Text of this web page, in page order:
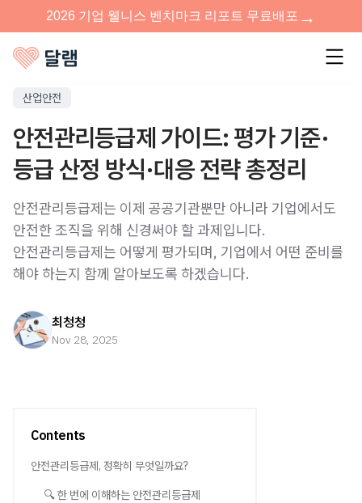
산업안전
안전관리등급제 가이드: 평가 기준·
등급 산정 방식·대응 전략 총정리
안전관리등급제는 이제 공공기관뿐만 아니라 기업에서도
안전한 조직을 위해 신경써야 할 과제입니다.
안전관리등급제는 어떻게 평가되며, 기업에서 어떤 준비를
해야 하는지 함께 알아보도록 하겠습니다.
최청청
Nov 28, 2025
Contents
안전관리등급제, 정확히 무엇일까요?
🔍 한 번에 이해하는 안전관리등급제